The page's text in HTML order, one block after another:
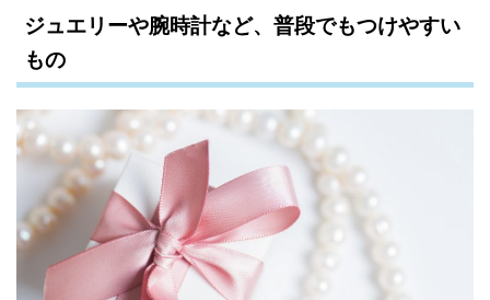
ジュエリーや腕時計など、普段でもつけやすい
もの